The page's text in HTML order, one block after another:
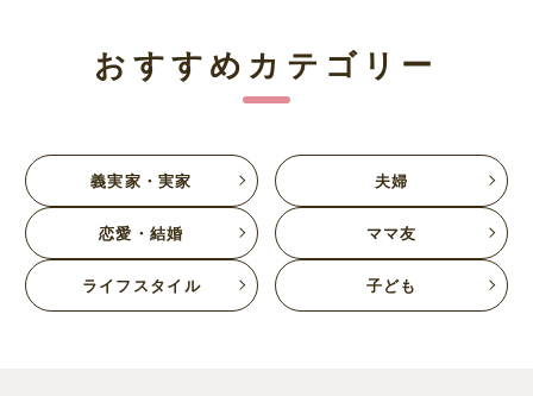
おすすめカテゴリー
義実家・実家 夫婦
恋愛・結婚 ママ友
ライフスタイル 子ども